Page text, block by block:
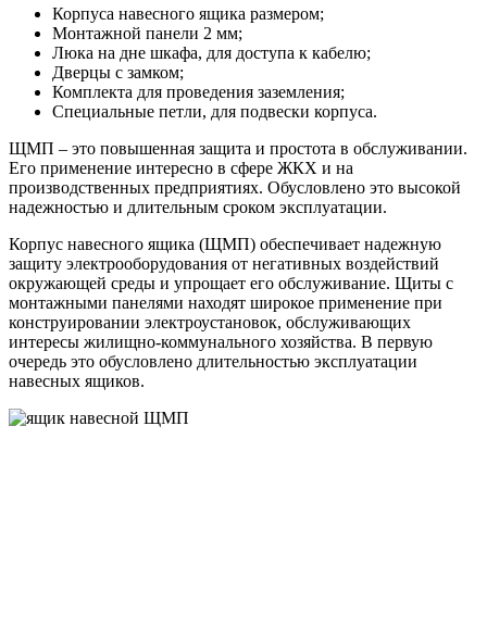
Корпуса навесного ящика размером;
Монтажной панели 2 мм;
Люка на дне шкафа, для доступа к кабелю;
Дверцы с замком;
Комплекта для проведения заземления;
Специальные петли, для подвески корпуса.
ЩМП – это повышенная защита и простота в обслуживании.
Его применение интересно в сфере ЖКХ и на
производственных предприятиях. Обусловлено это высокой
надежностью и длительным сроком эксплуатации.
Корпус навесного ящика (ЩМП) обеспечивает надежную
защиту электрооборудования от негативных воздействий
окружающей среды и упрощает его обслуживание. Щиты с
монтажными панелями находят широкое применение при
конструировании электроустановок, обслуживающих
интересы жилищно-коммунального хозяйства. В первую
очередь это обусловлено длительностью эксплуатации
навесных ящиков.